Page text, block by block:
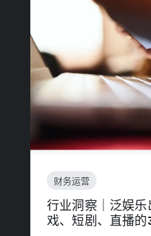
财务运营
行业洞察｜泛娱
戏、短剧、直播